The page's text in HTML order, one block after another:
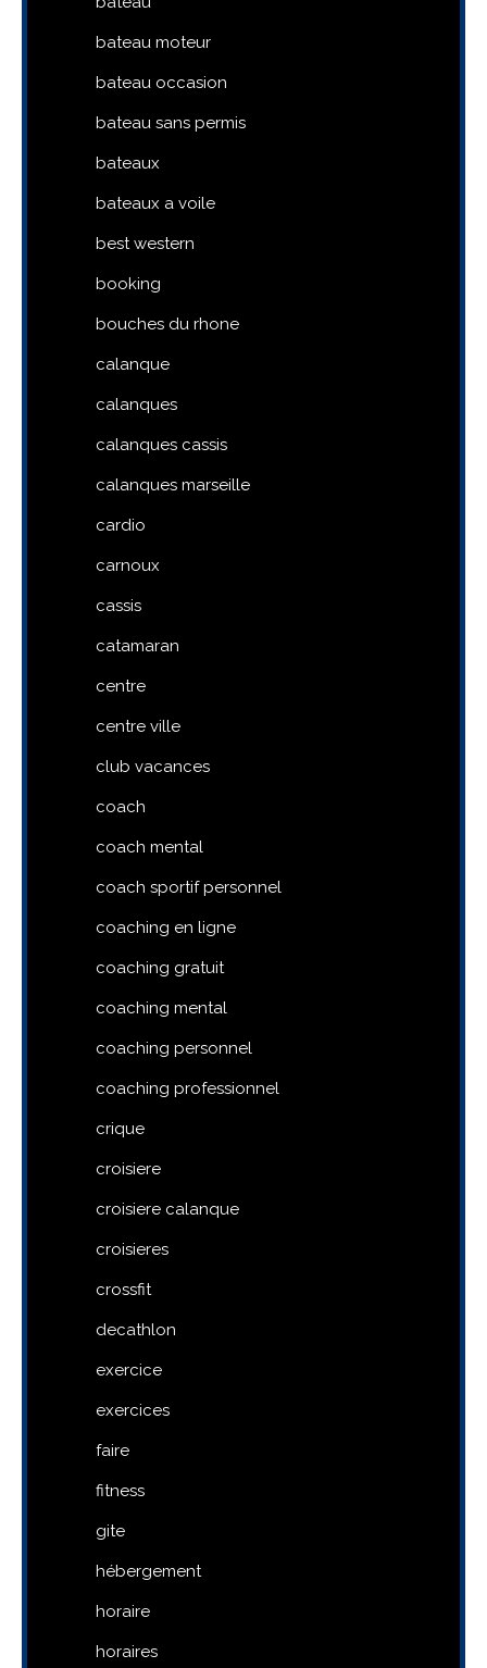
bateau moteur
bateau occasion
bateau sans permis
bateaux
bateaux a voile
best western
booking
bouches du rhone
calanque
calanques
calanques cassis
calanques marseille
cardio
carnoux
cassis
catamaran
centre
centre ville
club vacances
coach
coach mental
coach sportif personnel
coaching en ligne
coaching gratuit
coaching mental
coaching personnel
coaching professionnel
crique
croisiere
croisiere calanque
croisieres
crossfit
decathlon
exercice
exercices
faire
fitness
gite
hébergement
horaire
horaires